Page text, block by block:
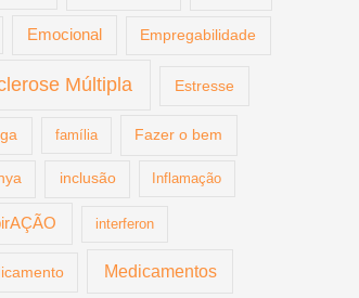
Emocional Empregabilidade
Múltipla Estresse
família Fazer o bem
inclusão Inflamação
interferon
Medicamentos